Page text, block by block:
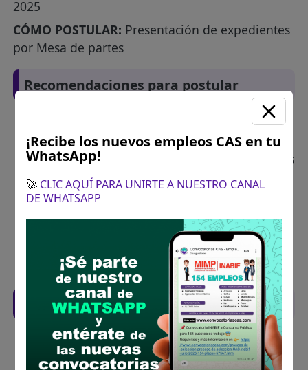
2025
CÓMO POSTULAR: Presentación de expedientes
por Mesa de partes
Recomendaciones para postular
Descarga y revisa a detalle las bases del
concurso público
Antes de postular, verifica si cumples con los
requisitos para el puesto
Prepara tu documentación y presentalo en
Revisar el cronograma para conocer cuando
se publicará los resultados
Descarga aquí las Bases
¡Recibe los nuevos empleos CAS en tu
WhatsApp!
🚀 CLIC AQUÍ PARA UNIRTE A NUESTRO CANAL
DE WHATSAPP